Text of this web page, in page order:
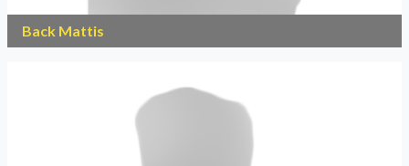
Back Mattis